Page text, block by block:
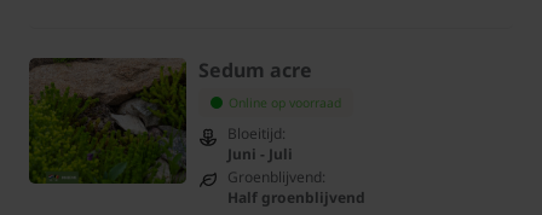
Sedum acre
Online op voorraad
Bloeitijd:
Juni - Juli
Groenblijvend:
Half groenblijvend